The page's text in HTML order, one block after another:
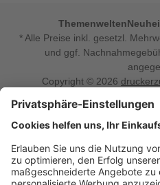
Themenwelten
* Alle Preise inkl. gesetzl.
und ggf.
Copyright © 2026
Vertrag
Druckerzubehoer.de –
Sie sind auf der Suche nach
oder Zubehör für das
Smartphone? Dann sind Sie